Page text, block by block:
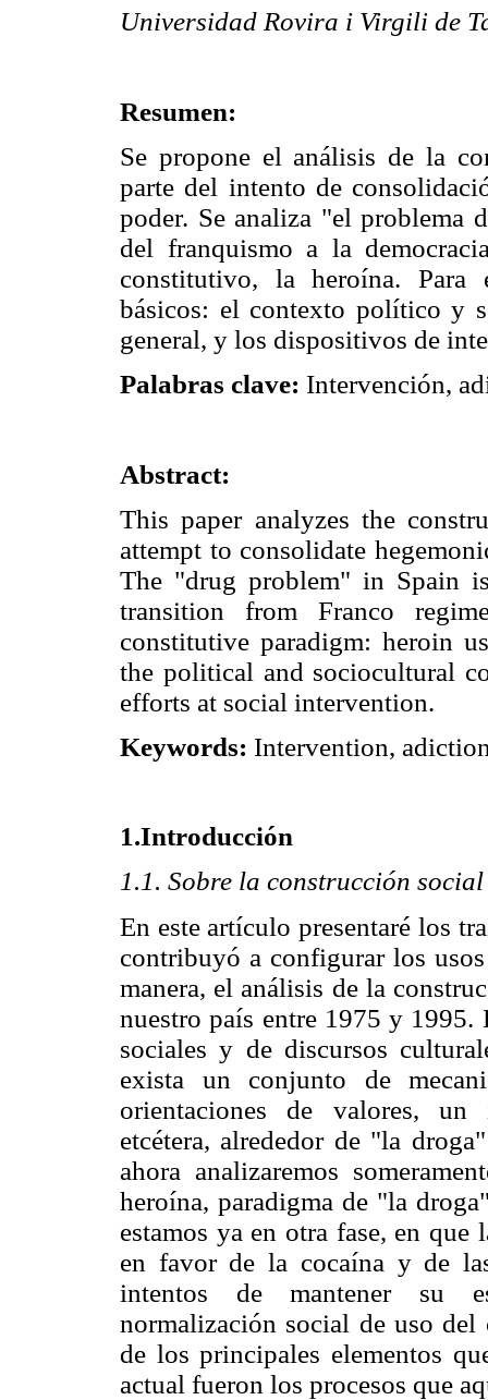
Universidad Rovira i Virgili de
Resumen:
Se propone el análisis de la
parte del intento de
poder. Se analiza "el problema
del franquismo a la
constitutivo, la heroína. Para
básicos: el contexto político y
general, y los dispositivos de
Palabras clave: Intervención,
Abstract:
This paper analyzes the
attempt to consolidate
The "drug problem" in Spain
transition from Franco
constitutive paradigm: heroin
the political and sociocultural
efforts at social intervention.
Keywords: Intervention,
1.Introducción
1.1. Sobre la construcción
En este artículo presentaré los
contribuyó a configurar los
manera, el análisis de la
nuestro país entre 1975 y 1995.
sociales y de discursos
exista un conjunto de
orientaciones de valores, un
etcétera, alrededor de "la
ahora analizaremos
heroína, paradigma de "la
estamos ya en otra fase, en
en favor de la cocaína y de
intentos de mantener su
normalización social de uso
de los principales elementos
actual fueron los procesos que